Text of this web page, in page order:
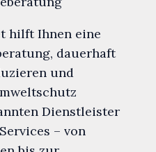
hilft Ihnen eine
dauerhaft
und
Dienstleister
– von